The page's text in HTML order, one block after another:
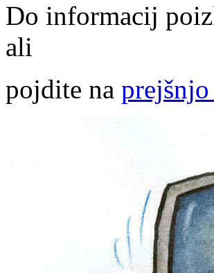
Do informacij
ali
pojdite na prejšnjo